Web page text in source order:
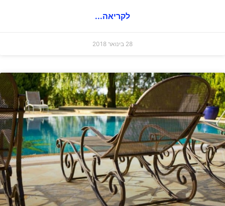
לקריאה...
28 בינואר 2018